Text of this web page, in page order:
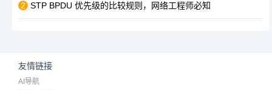
2 STP BPDU 优先级的比较规则，网络工程师必知
友情链接
AI导航